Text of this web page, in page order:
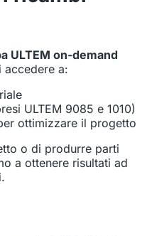
ULTEM on-demand
accedere a:
ULTEM 9085 e 1010)
ottimizzare il progetto
o di produrre parti
a ottenere risultati ad